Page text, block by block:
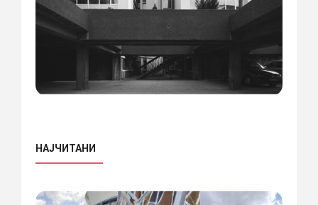
НАЈЧИТАНИ